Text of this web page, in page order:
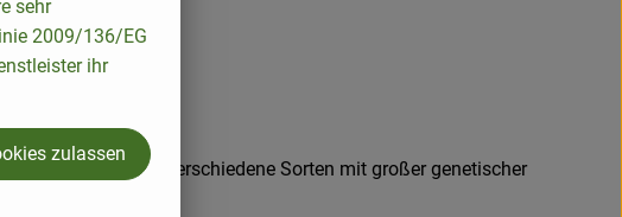
Birne.
gibt es ca. 5000 verschiedene Sorten mit großer genetischer
sehr
2009/136/EG
ihr
zulassen